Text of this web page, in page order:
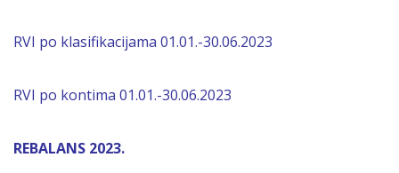
RVI po klasifikacijama 01.01.-30.06.2023
RVI po kontima 01.01.-30.06.2023
REBALANS 2023.